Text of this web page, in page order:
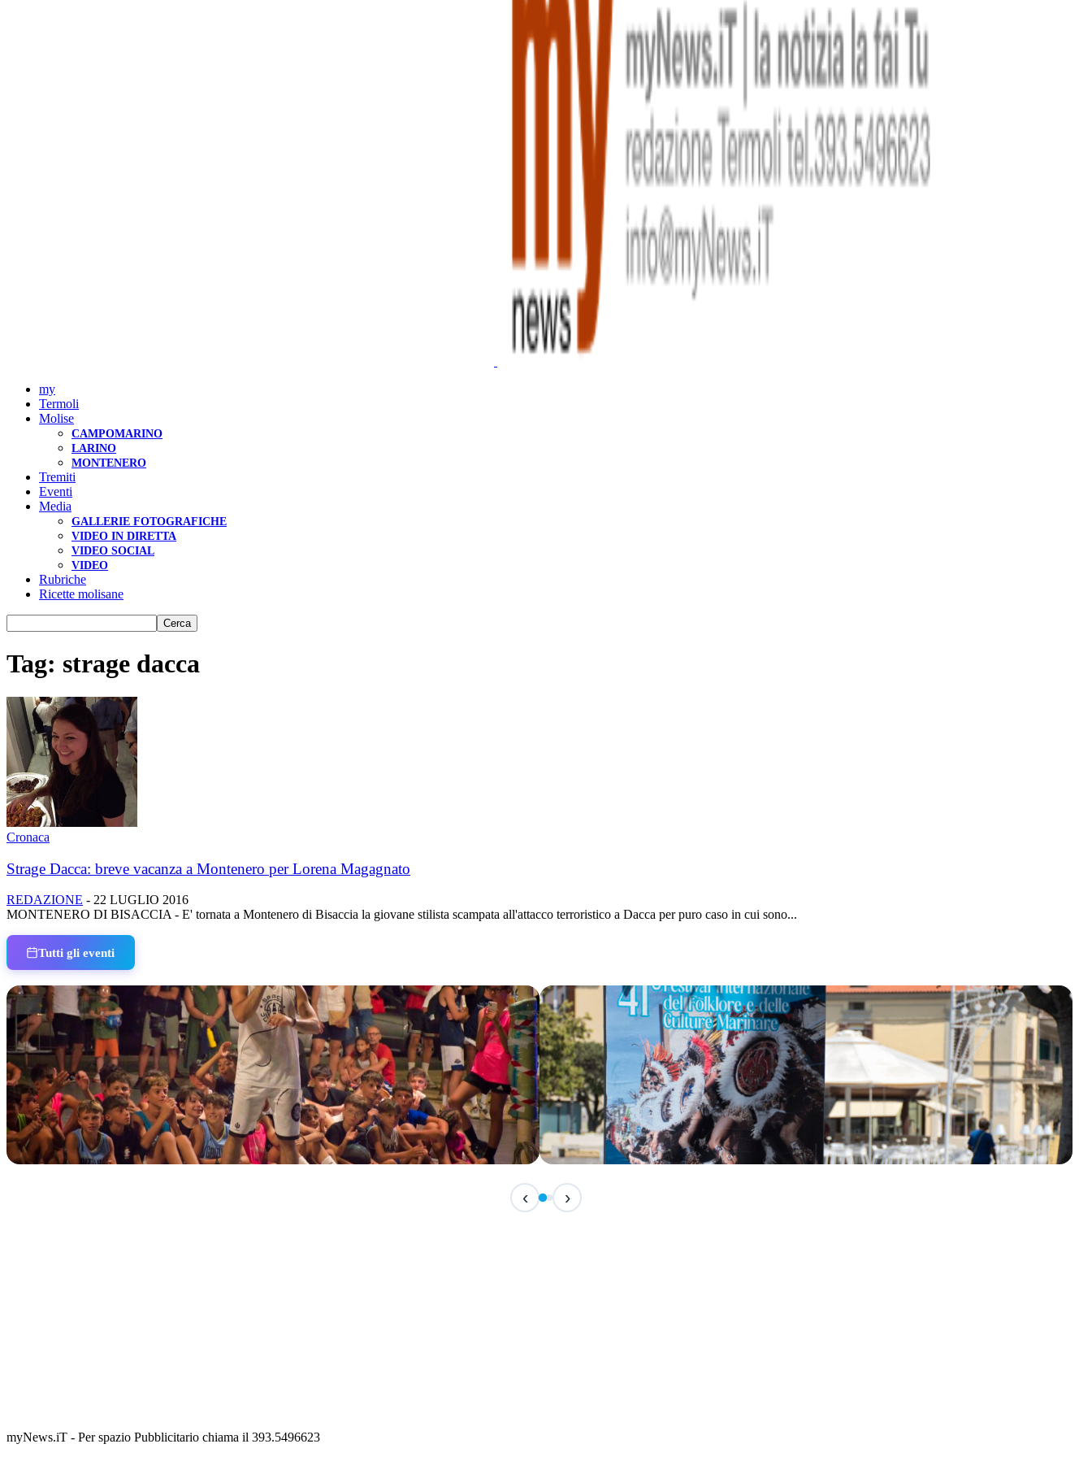
my
Termoli
Molise
CAMPOMARINO
LARINO
MONTENERO
Tremiti
Eventi
Media
GALLERIE FOTOGRAFICHE
VIDEO IN DIRETTA
VIDEO SOCIAL
VIDEO
Rubriche
Ricette molisane
Tag: strage dacca
Cronaca
Strage Dacca: breve vacanza a Montenero per Lorena Magagnato
REDAZIONE - 22 LUGLIO 2016
MONTENERO DI BISACCIA - E' tornata a Montenero di Bisaccia la giovane stilista scampata all'attacco terroristico a Dacca per puro caso in cui sono...
Tutti gli eventi
IN ARRIVO
Festival Internazionale del Folklore - 41ª edizione
‹ ›
myNews.iT - Per spazio Pubblicitario chiama il 393.5496623